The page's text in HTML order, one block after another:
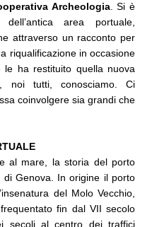
Archeologia. Si è
area portuale,
attraverso un racconto per
riqualificazione in occasione
ha restituito quella nuova
noi tutti, conosciamo. Ci
coinvolgere sia grandi che
al mare, la storia del porto
Genova. In origine il porto
del Molo Vecchio,
fin dal VII secolo
secoli al centro dei traffici